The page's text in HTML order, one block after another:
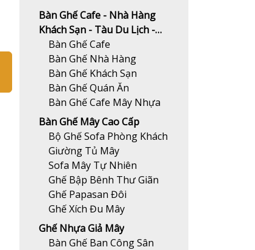
Bàn Ghế Cafe - Nhà Hàng
Khách Sạn - Tàu Du Lịch -
Resort
Bàn Ghế Cafe
Bàn Ghế Nhà Hàng
Bàn Ghế Khách Sạn
Bàn Ghế Quán Ăn
Bàn Ghế Cafe Mây Nhựa
Bàn Ghế Mây Cao Cấp
Bộ Ghế Sofa Phòng Khách
Giường Tủ Mây
Sofa Mây Tự Nhiên
Ghế Bập Bênh Thư Giãn
Ghế Papasan Đôi
Ghế Xích Đu Mây
Ghế Nhựa Giả Mây
Bàn Ghế Ban Công Sân